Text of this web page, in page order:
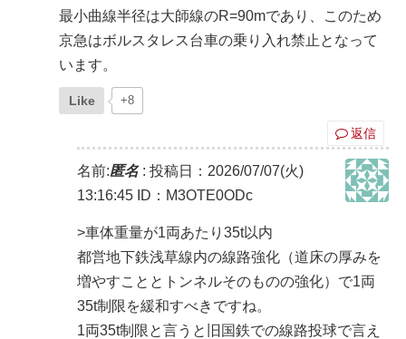
最小曲線半径は大師線のR=90mであり、このため
京急はボルスタレス台車の乗り入れ禁止となって
います。
Like +8
返信
名前:匿名: 投稿日：2026/07/07(火)
13:16:45 ID：M3OTE0ODc
>車体重量が1両あたり35t以内
都営地下鉄浅草線内の線路強化（道床の厚みを
増やすこととトンネルそのものの強化）で1両
35t制限を緩和すべきですね。
1両35t制限と言うと旧国鉄での線路投球で言え